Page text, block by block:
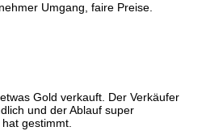
Umgang, faire Preise.
Gold verkauft. Der Verkäufer
und der Ablauf super
gestimmt.